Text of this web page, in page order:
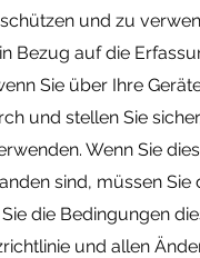
und zu
Bezug auf die
Sie über Ihre
und stellen Sie
Wenn Sie
sind, müssen
die Bedingungen
und allen